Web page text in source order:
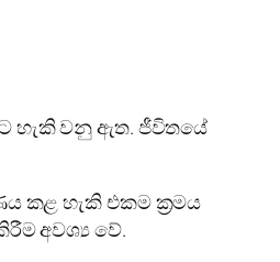
හැකි වනු ඇත. ජීවිතයේ
කළ හැකි එකම ක්‍රමය
අවශ්‍ය වේ.